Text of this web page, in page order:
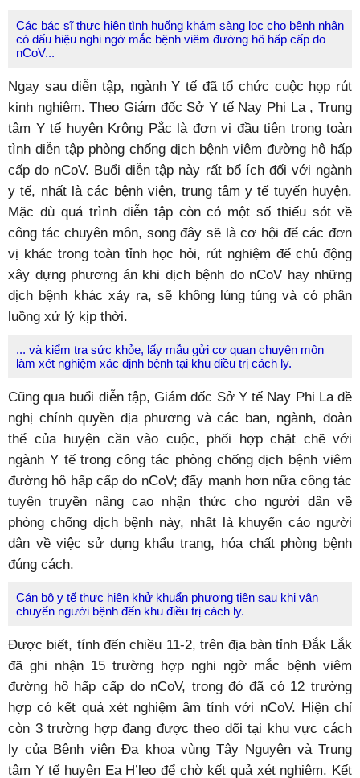
Các bác sĩ thực hiện tình huống khám sàng lọc cho bệnh nhân
có dấu hiệu nghi ngờ mắc bệnh viêm đường hô hấp cấp do
nCoV...
Ngay sau diễn tập, ngành Y tế đã tổ chức cuộc họp rút
kinh nghiệm. Theo Giám đốc Sở Y tế Nay Phi La , Trung
tâm Y tế huyện Krông Pắc là đơn vị đầu tiên trong toàn
tình diễn tập phòng chống dịch bệnh viêm đường hô hấp
cấp do nCoV. Buổi diễn tập này rất bổ ích đối với ngành
y tế, nhất là các bệnh viện, trung tâm y tế tuyến huyện.
Mặc dù quá trình diễn tập còn có một số thiếu sót về
công tác chuyên môn, song đây sẽ là cơ hội để các đơn
vị khác trong toàn tỉnh học hỏi, rút nghiệm để chủ động
xây dựng phương án khi dịch bệnh do nCoV hay những
dịch bệnh khác xảy ra, sẽ không lúng túng và có phân
luồng xử lý kịp thời.
... và kiểm tra sức khỏe, lấy mẫu gửi cơ quan chuyên môn
làm xét nghiệm xác định bệnh tại khu điều trị cách ly.
Cũng qua buổi diễn tập, Giám đốc Sở Y tế Nay Phi La đề
nghị chính quyền địa phương và các ban, ngành, đoàn
thể của huyện cần vào cuộc, phối hợp chặt chẽ với
ngành Y tế trong công tác phòng chống dịch bệnh viêm
đường hô hấp cấp do nCoV; đẩy mạnh hơn nữa công tác
tuyên truyền nâng cao nhận thức cho người dân về
phòng chống dịch bệnh này, nhất là khuyến cáo người
dân về việc sử dụng khẩu trang, hóa chất phòng bệnh
đúng cách.
Cán bộ y tế thực hiện khử khuẩn phương tiện sau khi vận
chuyển người bệnh đến khu điều trị cách ly.
Được biết, tính đến chiều 11-2, trên địa bàn tỉnh Đắk Lắk
đã ghi nhận 15 trường hợp nghi ngờ mắc bệnh viêm
đường hô hấp cấp do nCoV, trong đó đã có 12 trường
hợp có kết quả xét nghiệm âm tính với nCoV. Hiện chỉ
còn 3 trường hợp đang được theo dõi tại khu vực cách
ly của Bệnh viện Đa khoa vùng Tây Nguyên và Trung
tâm Y tế huyện Ea H’leo để chờ kết quả xét nghiệm. Kết